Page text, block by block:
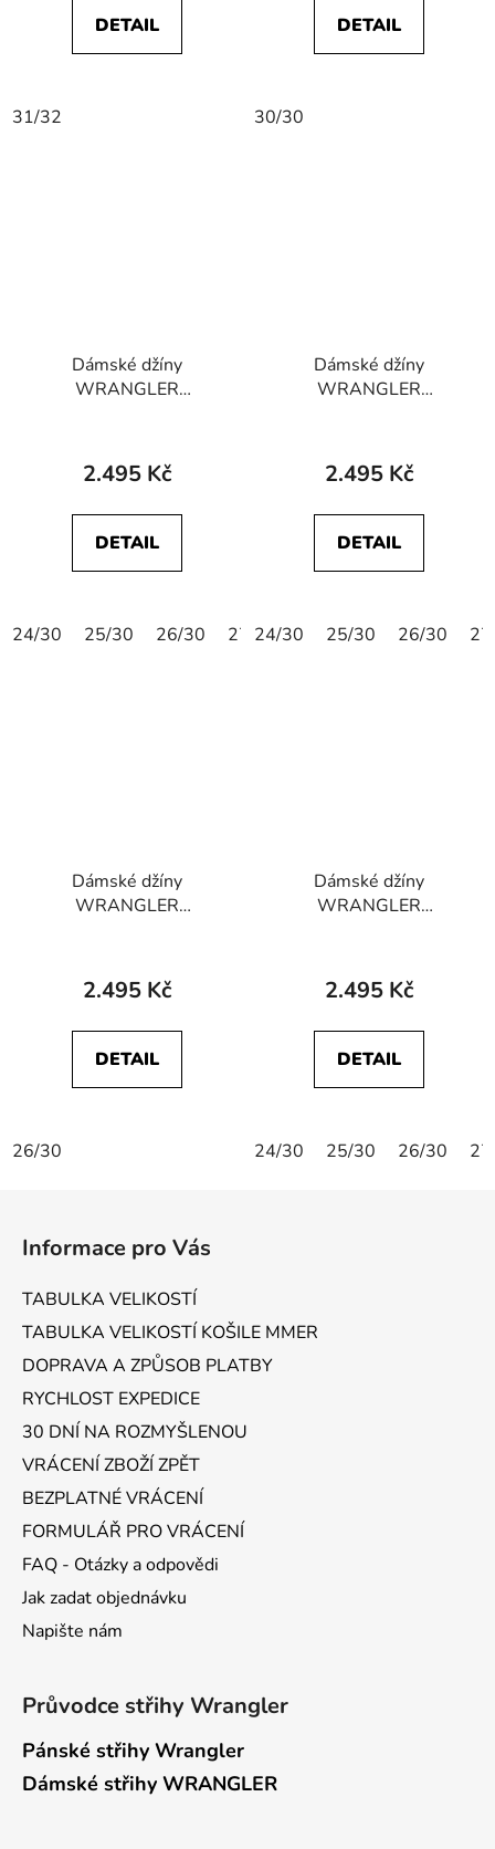
DETAIL
31/32
DETAIL
30/30
Dámské džíny
WRANGLER
2.495 Kč
DETAIL
24/30 25/30 26/30 27/30 28/30 29/30 30/30
Dámské džíny
WRANGLER
2.495 Kč
DETAIL
24/30 25/30 26/30
Dámské džíny
WRANGLER
2.495 Kč
DETAIL
26/30
Dámské džíny
WRANGLER
2.495 Kč
DETAIL
24/30 25/30 26/30
Informace pro Vás
TABULKA VELIKOSTÍ
TABULKA VELIKOSTÍ KOŠILE MMER
DOPRAVA A ZPŮSOB PLATBY
RYCHLOST EXPEDICE
30 DNÍ NA ROZMYŠLENOU
VRÁCENÍ ZBOŽÍ ZPĚT
BEZPLATNÉ VRÁCENÍ
FORMULÁŘ PRO VRÁCENÍ
FAQ - Otázky a odpovědi
Jak zadat objednávku
Napište nám
Průvodce střihy Wrangler
Pánské střihy Wrangler
Dámské střihy WRANGLER